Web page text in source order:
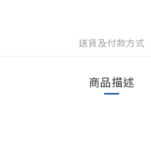
送貨及付款方式
商品描述